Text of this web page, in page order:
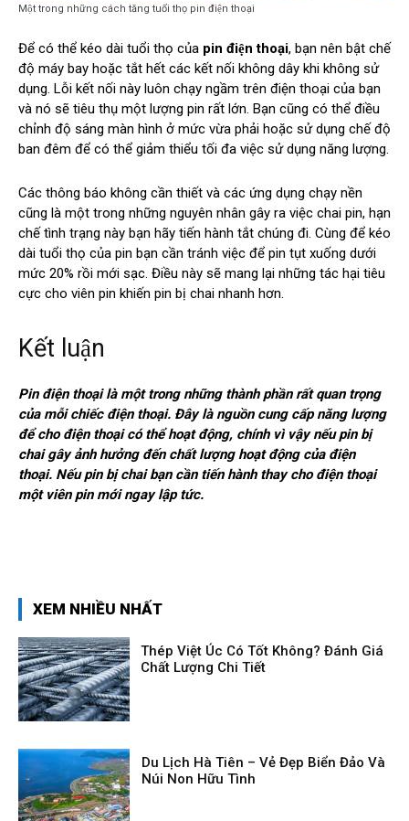
Một trong những cách tăng tuổi thọ pin điện thoại
Để có thể kéo dài tuổi thọ của pin điện thoại, bạn nên bật chế
độ máy bay hoặc tắt hết các kết nối không dây khi không sử
dụng. Lỗi kết nối này luôn chạy ngầm trên điện thoại của bạn
và nó sẽ tiêu thụ một lượng pin rất lớn. Bạn cũng có thể điều
chỉnh độ sáng màn hình ở mức vừa phải hoặc sử dụng chế độ
ban đêm để có thể giảm thiểu tối đa việc sử dụng năng lượng.
Các thông báo không cần thiết và các ứng dụng chạy nền
cũng là một trong những nguyên nhân gây ra việc chai pin, hạn
chế tình trạng này bạn hãy tiến hành tắt chúng đi. Cùng để kéo
dài tuổi thọ của pin bạn cần tránh việc để pin tụt xuống dưới
mức 20% rồi mới sạc. Điều này sẽ mang lại những tác hại tiêu
cực cho viên pin khiến pin bị chai nhanh hơn.
Kết luận
Pin điện thoại là một trong những thành phần rất quan trọng
của mỗi chiếc điện thoại. Đây là nguồn cung cấp năng lượng
để cho điện thoại có thể hoạt động, chính vì vậy nếu pin bị
chai gây ảnh hưởng đến chất lượng hoạt động của điện
thoại. Nếu pin bị chai bạn cần tiến hành thay cho điện thoại
một viên pin mới ngay lập tức.
XEM NHIỀU NHẤT
Thép Việt Úc Có Tốt Không? Đánh Giá
Chất Lượng Chi Tiết
Du Lịch Hà Tiên – Vẻ Đẹp Biển Đảo Và
Núi Non Hữu Tình